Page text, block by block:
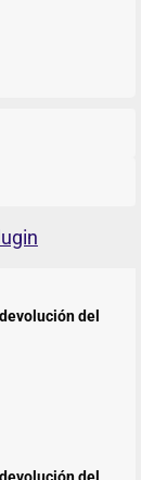
del
del